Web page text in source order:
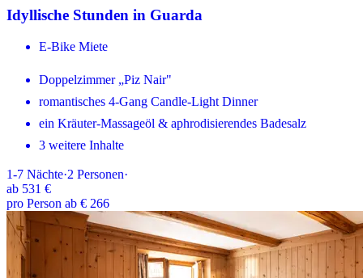
Idyllische Stunden in Guarda
E-Bike Miete
Doppelzimmer „Piz Nair"
romantisches 4-Gang Candle-Light Dinner
ein Kräuter-Massageöl & aphrodisierendes Badesalz
3 weitere Inhalte
1-7 Nächte·2 Personen·
ab 531 €
pro Person ab € 266